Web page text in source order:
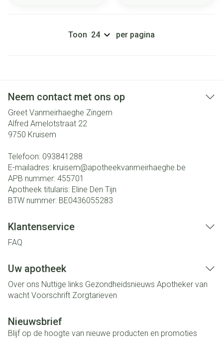
Toon per pagina
Neem contact met ons op
Greet Vanmeirhaeghe Zingem
Alfred Amelotstraat 22
9750 Kruisem
Telefoon: 093841288
E-mailadres: kruisem@apotheekvanmeirhaeghe.be
APB nummer: 455701
Apotheek titularis: Eline Den Tijn
BTW nummer: BE0436055283
Klantenservice
FAQ
Uw apotheek
Over ons Nuttige links Gezondheidsnieuws Apotheker van
wacht Voorschrift Zorgtarieven
Nieuwsbrief
Blijf op de hoogte van nieuwe producten en promoties